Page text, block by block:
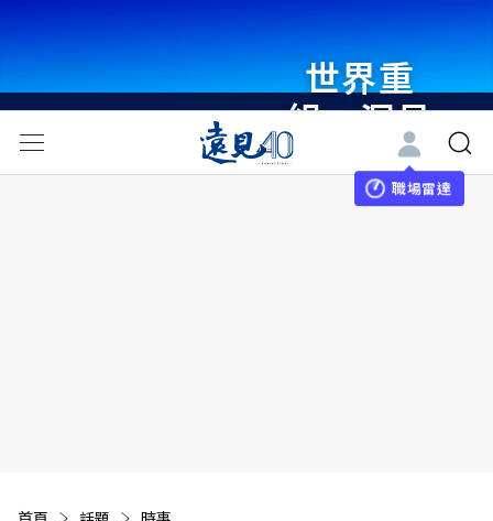
世界重
組・洞見
未來 與
世界領袖
職場雷達